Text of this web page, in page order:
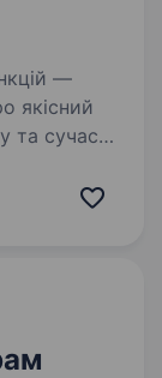
якісний
та сучасні